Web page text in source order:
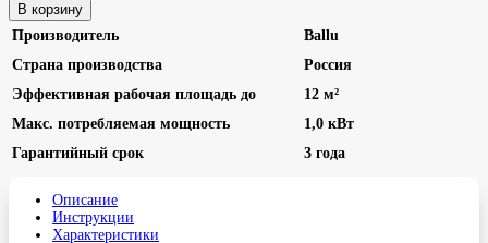
В корзину
Производитель
Ballu
Страна производства
Россия
Эффективная рабочая площадь до
12 м²
Макс. потребляемая мощность
1,0 кВт
Гарантийный срок
3 года
Описание
Инструкции
Характеристики